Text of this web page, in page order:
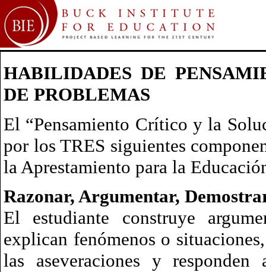
HABILIDADES DE
DE PROBLEMAS
El “Pensamiento Crítico y la
por los TRES siguientes
la Aprestamiento para la
Razonar, Argumentar,
El estudiante construye
explican fenómenos o
las aseveraciones y